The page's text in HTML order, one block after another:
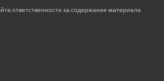
ответственности за содержание материала